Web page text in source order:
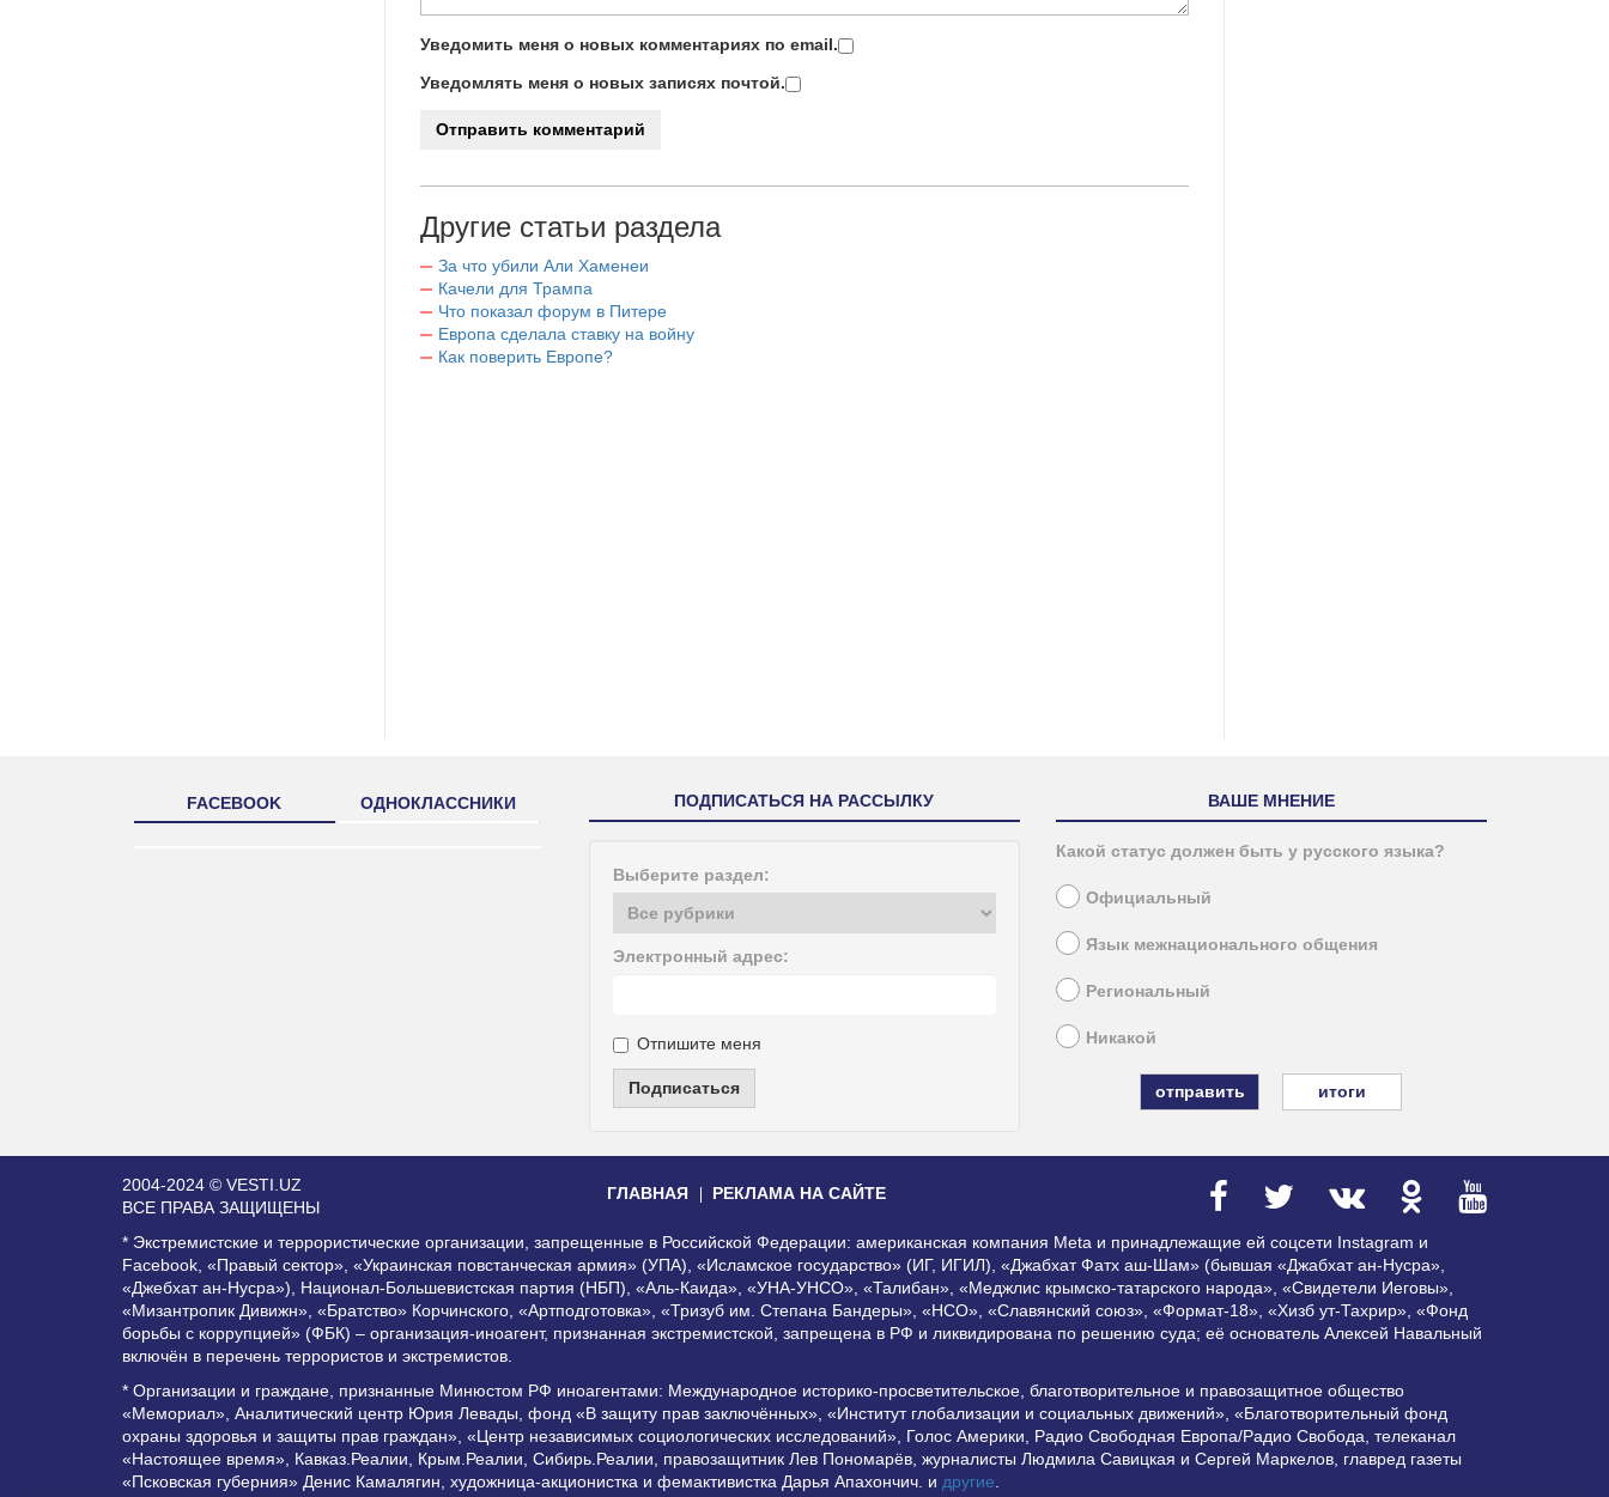
Уведомить меня о новых комментариях по email.
Уведомлять меня о новых записях почтой.
Другие статьи раздела
За что убили Али Хаменеи
Качели для Трампа
Что показал форум в Питере
Европа сделала ставку на войну
Как поверить Европе?
FACEBOOK ОДНОКЛАССНИКИ ПОДПИСАТЬСЯ НА РАССЫЛКУ
Выберите раздел:
Электронный адрес:
Отпишите меня
Подписаться
ВАШЕ МНЕНИЕ
Какой статус должен быть у русского языка?
Официальный
Язык межнационального общения
Региональный
Никакой
итоги
2004-2024 © VESTI.UZ
ВСЕ ПРАВА ЗАЩИЩЕНЫ
ГЛАВНАЯ РЕКЛАМА НА САЙТЕ
* Экстремистские и террористические организации, запрещенные в Российской Федерации: американская компания Meta и принадлежащие ей соцсети Instagram и
Facebook, «Правый сектор», «Украинская повстанческая армия» (УПА), «Исламское государство» (ИГ, ИГИЛ), «Джабхат Фатх аш-Шам» (бывшая «Джабхат ан-Нусра»,
«Джебхат ан-Нусра»), Национал-Большевистская партия (НБП), «Аль-Каида», «УНА-УНСО», «Талибан», «Меджлис крымско-татарского народа», «Свидетели Иеговы»,
«Мизантропик Дивижн», «Братство» Корчинского, «Артподготовка», «Тризуб им. Степана Бандеры», «НСО», «Славянский союз», «Формат-18», «Хизб ут-Тахрир», «Фонд
борьбы с коррупцией» (ФБК) – организация-иноагент, признанная экстремистской, запрещена в РФ и ликвидирована по решению суда; её основатель Алексей Навальный
включён в перечень террористов и экстремистов.
* Организации и граждане, признанные Минюстом РФ иноагентами: Международное историко-просветительское, благотворительное и правозащитное общество
«Мемориал», Аналитический центр Юрия Левады, фонд «В защиту прав заключённых», «Институт глобализации и социальных движений», «Благотворительный фонд
охраны здоровья и защиты прав граждан», «Центр независимых социологических исследований», Голос Америки, Радио Свободная Европа/Радио Свобода, телеканал
«Настоящее время», Кавказ.Реалии, Крым.Реалии, Сибирь.Реалии, правозащитник Лев Пономарёв, журналисты Людмила Савицкая и Сергей Маркелов, главред газеты
«Псковская губерния» Денис Камалягин, художница-акционистка и фемактивистка Дарья Апахончич. и другие